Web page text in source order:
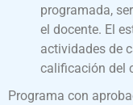
programada,
el docente. El
actividades de
calificación del
Programa con